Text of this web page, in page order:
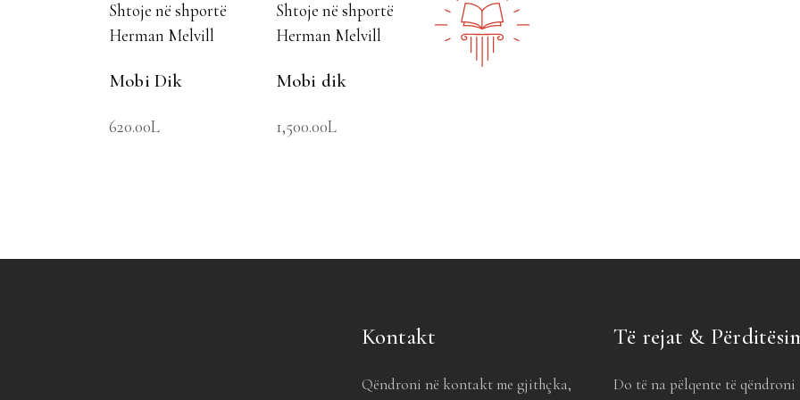
Shtoje në shportë
Herman Melvill
Mobi Dik
620.00L
Shtoje në shportë
Herman Melvill
Mobi dik
1,500.00L
Kontakt
Qëndroni në kontakt me gjithçka,
Të rejat &
Do të na pëlqente të qëndroni